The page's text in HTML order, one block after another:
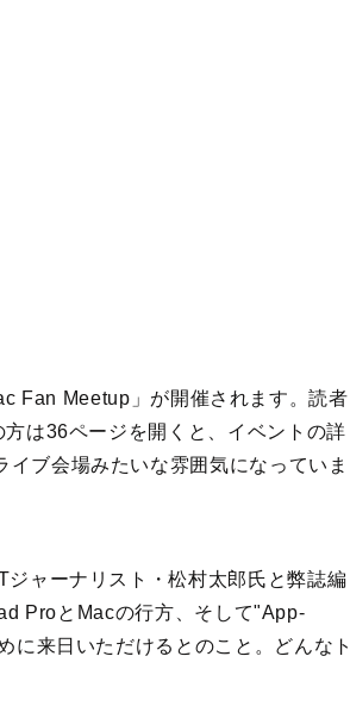
Fan Meetup」が開催されます。読者
は36ページを開くと、イベントの詳
ブ会場みたいな雰囲気になっていま
ャーナリスト・松村太郎氏と弊誌編
ProとMacの行方、そして"App-
に来日いただけるとのこと。どんなト